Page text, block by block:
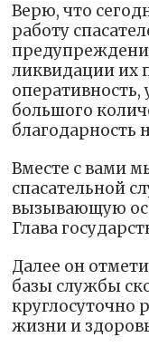
Верю, что
работу
ликвидации их
оперативность,
большого
благодарность
Вместе с вами
спасательной
вызывающую
Глава
Далее он
базы службы
круглосуточно
жизни и